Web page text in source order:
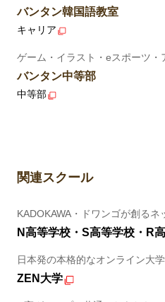
バンタン韓国語教室
キャリア
ゲーム・イラスト・eスポーツ・
バンタン中等部
中等部
関連スクール
KADOKAWA・ドワンゴが創るネ
N高等学校・S高等学校・R
日本発の本格的なオンライン大学
ZEN大学